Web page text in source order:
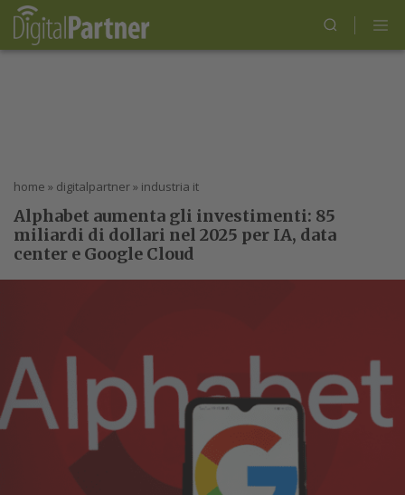
home » digitalpartner» industria it
Alphabet aumenta gli investimenti: 85
miliardi di dollari nel 2025 per IA, data
center e Google Cloud